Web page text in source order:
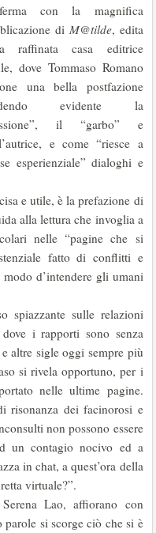
con la magnifica
di M@tilde, edita
raffinata casa editrice
dove Tommaso Romano
una bella postfazione
evidente la
il “garbo” e
e come “riesce a
esperienziale” dialoghi e
e utile, è la prefazione di
alla lettura che invoglia a
nelle “pagine che si
fatto di conflitti e
d’intendere gli umani
spiazzante sulle relazioni
i rapporti sono senza
altre sigle oggi sempre più
si rivela opportuno, per i
nelle ultime pagine.
risonanza dei facinorosi e
non possono essere
un contagio nocivo ed a
in chat, a quest’ora della
virtuale?”.
Lao, affiorano con
parole si scorge ciò che si è